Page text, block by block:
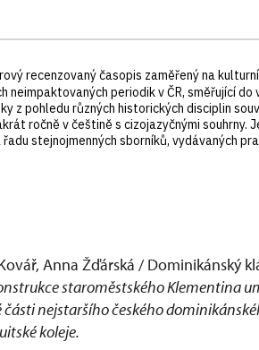
recenzovaný časopis zaměřený na
neimpaktovaných periodik v ČR, směřující
z pohledu různých historických disciplin
ročně v češtině s cizojazyčnými souhrny.
stejnojmenných sborníků, vydávaných
Anna Žďárská / Dominikánský
staroměstského Klementina
nejstaršího českého
koleje.